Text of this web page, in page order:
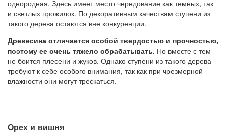
однородная. Здесь имеет место чередование как темных, так
и светлых прожилок. По декоративным качествам ступени из
такого дерева остаются вне конкуренции.
Древесина отличается особой твердостью и прочностью,
поэтому ее очень тяжело обрабатывать. Но вместе с тем
не боится плесени и жуков. Однако ступени из такого дерева
требуют к себе особого внимания, так как при чрезмерной
влажности они могут трескаться.
Орех и вишня